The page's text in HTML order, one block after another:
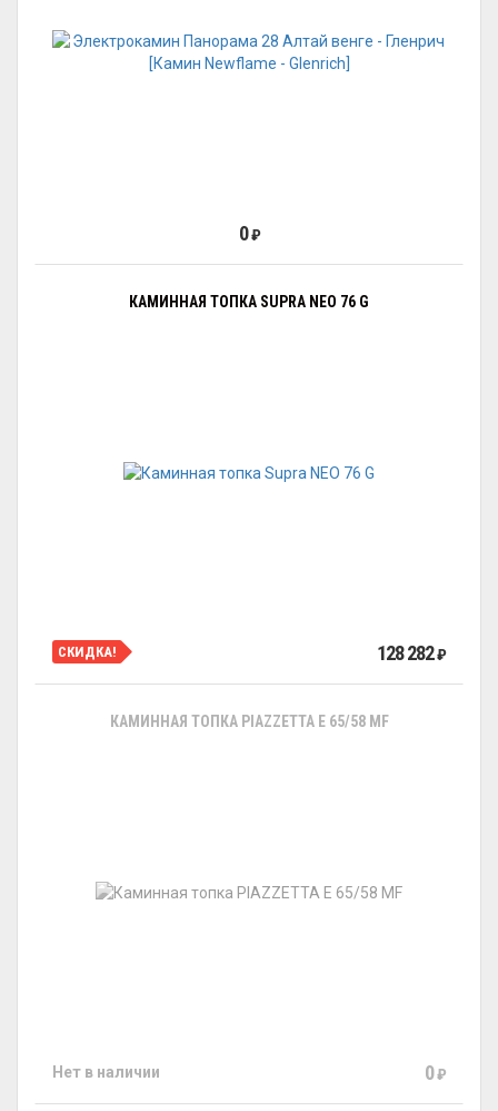
0₽
КАМИННАЯ ТОПКА SUPRA NEO 76 G
СКИДКА! 128 282₽
КАМИННАЯ ТОПКА PIAZZETTA E 65/58 MF
Нет в наличии 0₽